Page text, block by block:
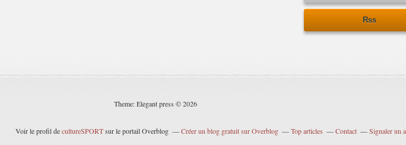
Rss
Theme: Elegant press © 2026
Voir le profil decultureSPORTsur le portail Overblog Créer un blog gratuit sur Overblog Top articles Contact Signaler un